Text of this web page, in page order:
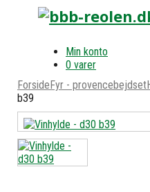
Min konto
0 varer
ForsideFyr - provencebejdset
b39